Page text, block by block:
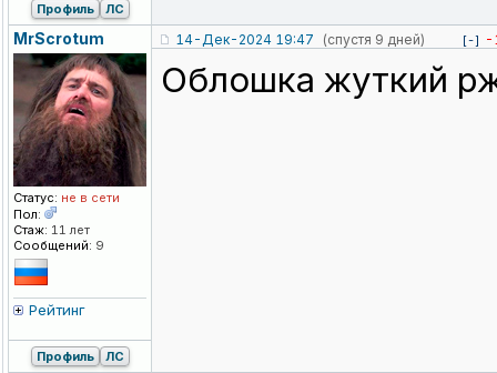
Профиль ЛС
MrScrotum
Статус: не в сети
Пол:
Стаж: 11 лет
Сообщений: 9
Рейтинг
14-Дек-2024 19:47 (спустя 9 дней) [-] -
Облошка жуткий
Профиль ЛС